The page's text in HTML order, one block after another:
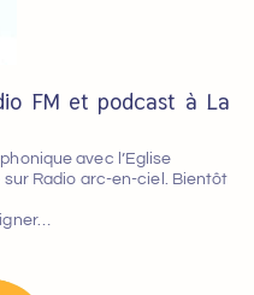
FM et podcast à La
avec l’Eglise
Radio arc-en-ciel. Bientôt